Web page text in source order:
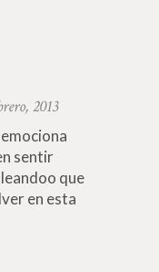
2013
sentir
que
en esta